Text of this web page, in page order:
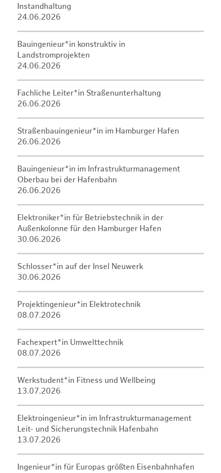
Instandhaltung
24.06.2026
Bauingenieur*in konstruktiv in
Landstromprojekten
24.06.2026
Fachliche Leiter*in Straßenunterhaltung
26.06.2026
Straßenbauingenieur*in im Hamburger Hafen
26.06.2026
Bauingenieur*in im Infrastrukturmanagement
Oberbau bei der Hafenbahn
26.06.2026
Elektroniker*in für Betriebstechnik in der
Außenkolonne für den Hamburger Hafen
30.06.2026
Schlosser*in auf der Insel Neuwerk
30.06.2026
Projektingenieur*in Elektrotechnik
08.07.2026
Fachexpert*in Umwelttechnik
08.07.2026
Werkstudent*in Fitness und Wellbeing
13.07.2026
Elektroingenieur*in im Infrastrukturmanagement
Leit- und Sicherungstechnik Hafenbahn
13.07.2026
Ingenieur*in für Europas größten Eisenbahnhafen